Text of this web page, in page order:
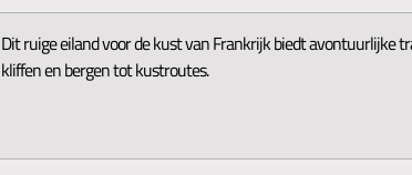
Dit ruige eiland voor de kust van Frankrijk biedt avontuurlijke
kliffen en bergen tot kustroutes.